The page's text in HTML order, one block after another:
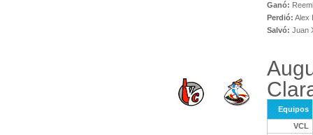
Ganó:
Perdió: Alex
Salvó: Juan
Equipos
VCL